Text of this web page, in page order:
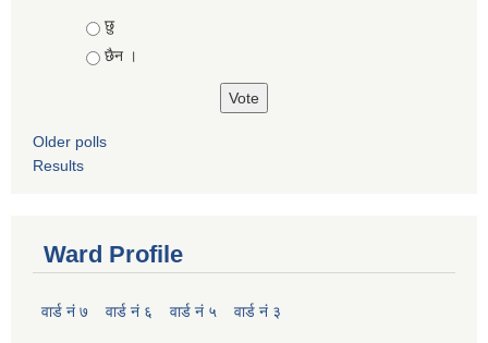
Choices
छु
छैन ।
Older polls
Results
Ward Profile
वार्ड नं ७ वार्ड नं ६ वार्ड नं ५ वार्ड नं ३